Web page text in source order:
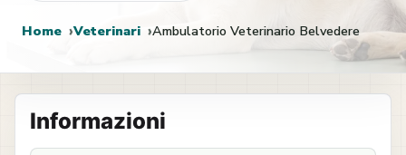
Home Veterinari Ambulatorio Veterinario Belvedere
Informazioni